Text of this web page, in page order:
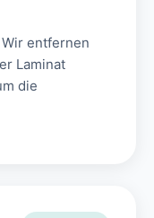
Wir entfernen
Laminat
die